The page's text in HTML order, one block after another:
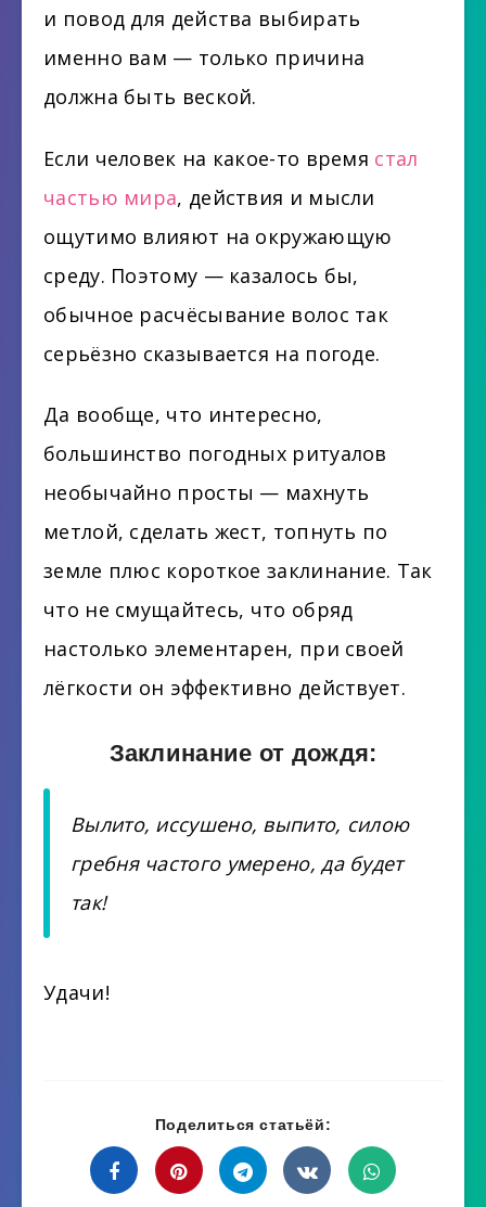
и повод для действа выбирать
именно вам — только причина
должна быть веской.
Если человек на какое-то время стал
частью мира, действия и мысли
ощутимо влияют на окружающую
среду. Поэтому — казалось бы,
обычное расчёсывание волос так
серьёзно сказывается на погоде.
Да вообще, что интересно,
большинство погодных ритуалов
необычайно просты — махнуть
метлой, сделать жест, топнуть по
земле плюс короткое заклинание. Так
что не смущайтесь, что обряд
настолько элементарен, при своей
лёгкости он эффективно действует.
Заклинание от дождя:
Вылито, иссушено, выпито, силою
гребня частого умерено, да будет
так!
Удачи!
Поделиться статьёй: